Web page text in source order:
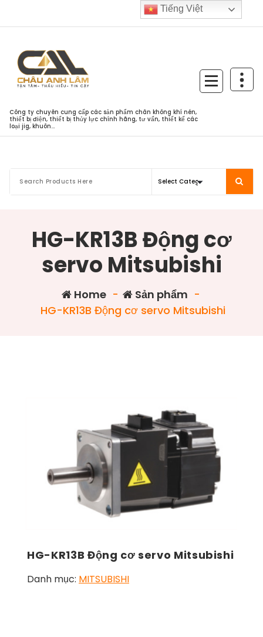
Công ty chuyên cung cấp các sản phẩm chân không khí nén,
thiết bị điện, thiết bị thủy lực chính hãng, tư vấn, thiết kế các
loại jig, khuôn...
HG-KR13B Động cơ
servo Mitsubishi
Home- Sản phẩm -
HG-KR13B Động cơ servo Mitsubishi
HG-KR13B Động cơ servo Mitsubishi
Danh mục: MITSUBISHI
Tiếng Việt